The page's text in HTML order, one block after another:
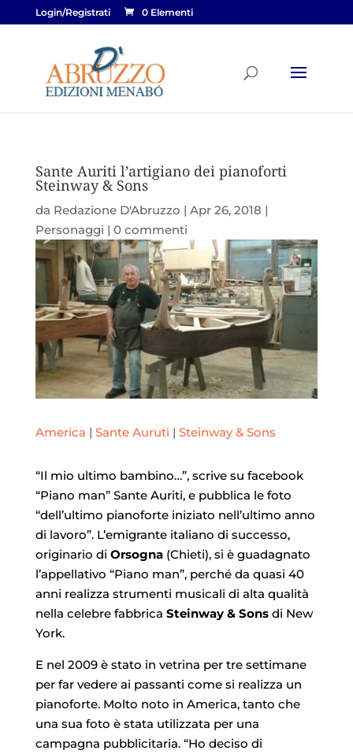
Login/Registrati 0 Elementi
Sante Auriti l’artigiano dei pianoforti
Steinway & Sons
da Redazione D'Abruzzo | Apr 26, 2018 |
Personaggi | 0 commenti
America | Sante Auruti | Steinway & Sons
“Il mio ultimo bambino…”, scrive su facebook
“Piano man” Sante Auriti, e pubblica le foto
“dell’ultimo pianoforte iniziato nell’ultimo anno
di lavoro”. L’emigrante italiano di successo,
originario di Orsogna(Chieti), si è guadagnato
l’appellativo “Piano man”, perché da quasi 40
anni realizza strumenti musicali di alta qualità
nella celebre fabbrica Steinway & Sonsdi New
York.
E nel 2009 è stato in vetrina per tre settimane
per far vedere ai passanti come si realizza un
pianoforte. Molto noto in America, tanto che
una sua foto è stata utilizzata per una
campagna pubblicitaria. “Ho deciso di